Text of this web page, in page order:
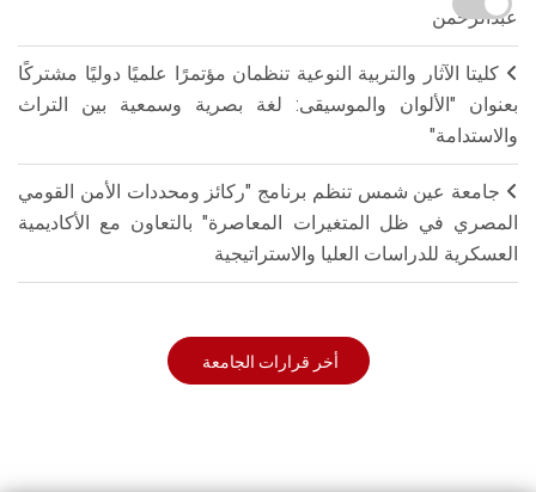
عبدالرحمن
كليتا الآثار والتربية النوعية تنظمان مؤتمرًا علميًا دوليًا مشتركًا
بعنوان "الألوان والموسيقى: لغة بصرية وسمعية بين التراث
والاستدامة"
جامعة عين شمس تنظم برنامج "ركائز ومحددات الأمن القومي
المصري في ظل المتغيرات المعاصرة" بالتعاون مع الأكاديمية
العسكرية للدراسات العليا والاستراتيجية
أخر قرارات الجامعة